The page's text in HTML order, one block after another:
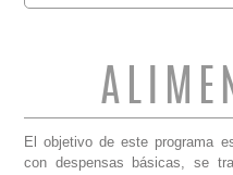
El objetivo de este programa
con despensas básicas, se